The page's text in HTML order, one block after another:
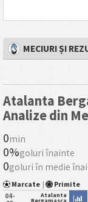
MECIURI ȘI
Atalanta
Analize din
0min
0%goluri înainte
0goluri în medie
Marcate | Primite
04-
Atalanta
Bergamasca